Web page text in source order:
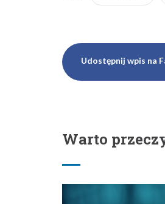
Udostępnij wpis na
Warto